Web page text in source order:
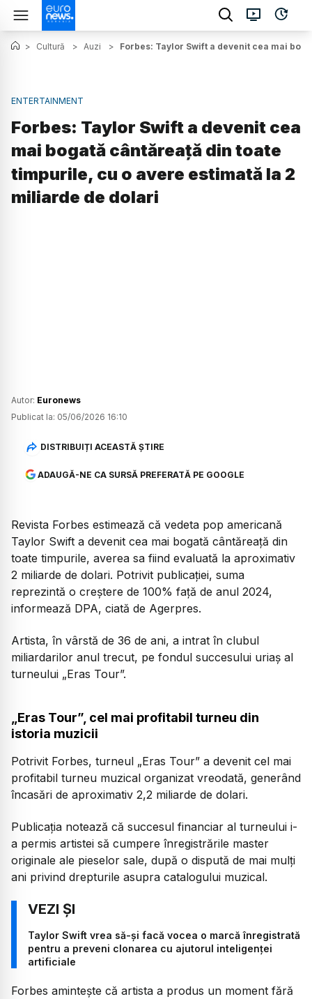
> Cultură > Auzi > Forbes: Taylor Swift a devenit cea mai
ENTERTAINMENT
Forbes: Taylor Swift a devenit cea
mai bogată cântăreață din toate
timpurile, cu o avere estimată la 2
miliarde de dolari
Autor: Euronews
Publicat la: 05/06/2026 16:10
DISTRIBUIȚI ACEASTĂ ȘTIRE
ADAUGĂ-NE CA SURSĂ PREFERATĂ PE GOOGLE
Revista Forbes estimează că vedeta pop americană
Taylor Swift a devenit cea mai bogată cântăreață din
toate timpurile, averea sa fiind evaluată la aproximativ
2 miliarde de dolari. Potrivit publicației, suma
reprezintă o creștere de 100% față de anul 2024,
informează DPA, ciată de Agerpres.
Artista, în vârstă de 36 de ani, a intrat în clubul
miliardarilor anul trecut, pe fondul succesului uriaș al
turneului „Eras Tour”.
„Eras Tour”, cel mai profitabil turneu din
istoria muzicii
Potrivit Forbes, turneul „Eras Tour” a devenit cel mai
profitabil turneu muzical organizat vreodată, generând
încasări de aproximativ 2,2 miliarde de dolari.
Publicația notează că succesul financiar al turneului i-
a permis artistei să cumpere înregistrările master
originale ale pieselor sale, după o dispută de mai mulți
ani privind drepturile asupra catalogului muzical.
Taylor Swift vrea să-și facă vocea o marcă înregistrată
pentru a preveni clonarea cu ajutorul inteligenței
artificiale
Forbes amintește că artista a produs un moment fără